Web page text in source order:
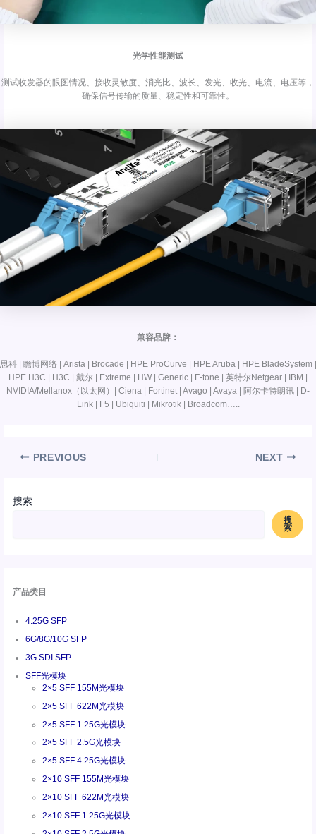
搜索
搜
索
产品类目
4.25G SFP
6G/8G/10G SFP
3G SDI SFP
SFF光模块
2×5 SFF 155M光模块
2×5 SFF 622M光模块
2×5 SFF 1.25G光模块
2×5 SFF 2.5G光模块
2×5 SFF 4.25G光模块
2×10 SFF 155M光模块
2×10 SFF 622M光模块
2×10 SFF 1.25G光模块
光学性能测试
测试收发器的眼图情况、接收灵敏度、消光比、波长、发光、收光、电流、电压等，
确保信号传输的质量、稳定性和可靠性。
兼容品牌：
思科 | 瞻博网络 | Arista | Brocade | HPE ProCurve | HPE Aruba | HPE BladeSystem |
HPE H3C | H3C | 戴尔 | Extreme | HW | Generic | F-tone | 英特尔Netgear | IBM |
NVIDIA/Mellanox（以太网）| Ciena | Fortinet | Avago | Avaya | 阿尔卡特朗讯 | D-
Link | F5 | Ubiquiti | Mikrotik | Broadcom…..
PREVIOUS NEXT